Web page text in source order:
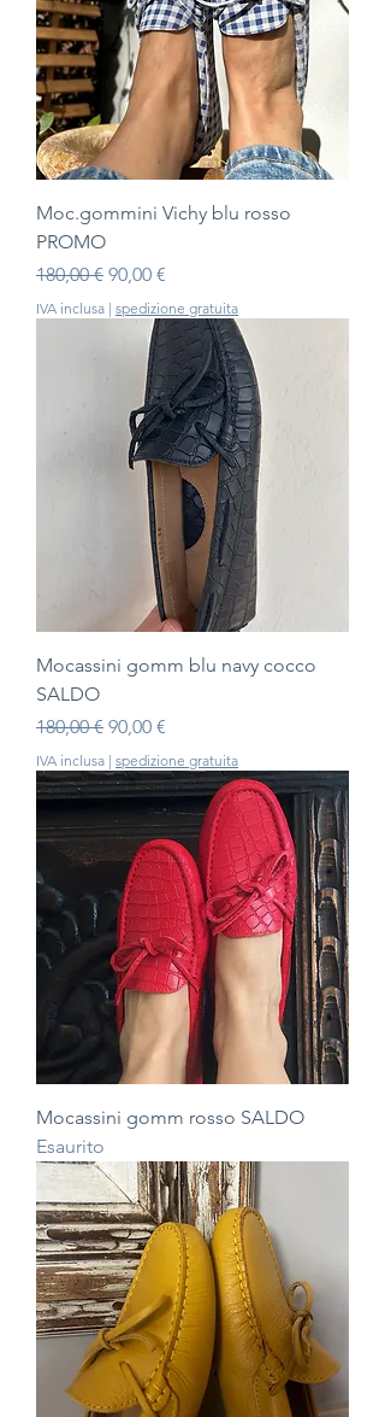
Moc.gommini Vichy blu rosso
PROMO
Prezzo regolare
180,00 € Prezzo scontato
90,00 €
IVA inclusa | spedizione gratuita
Mocassini gomm blu navy cocco
SALDO
Prezzo regolare
180,00 € Prezzo scontato
90,00 €
IVA inclusa | spedizione gratuita
Mocassini gomm rosso SALDO
Esaurito